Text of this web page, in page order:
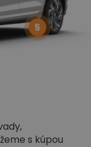
s kúpou
5